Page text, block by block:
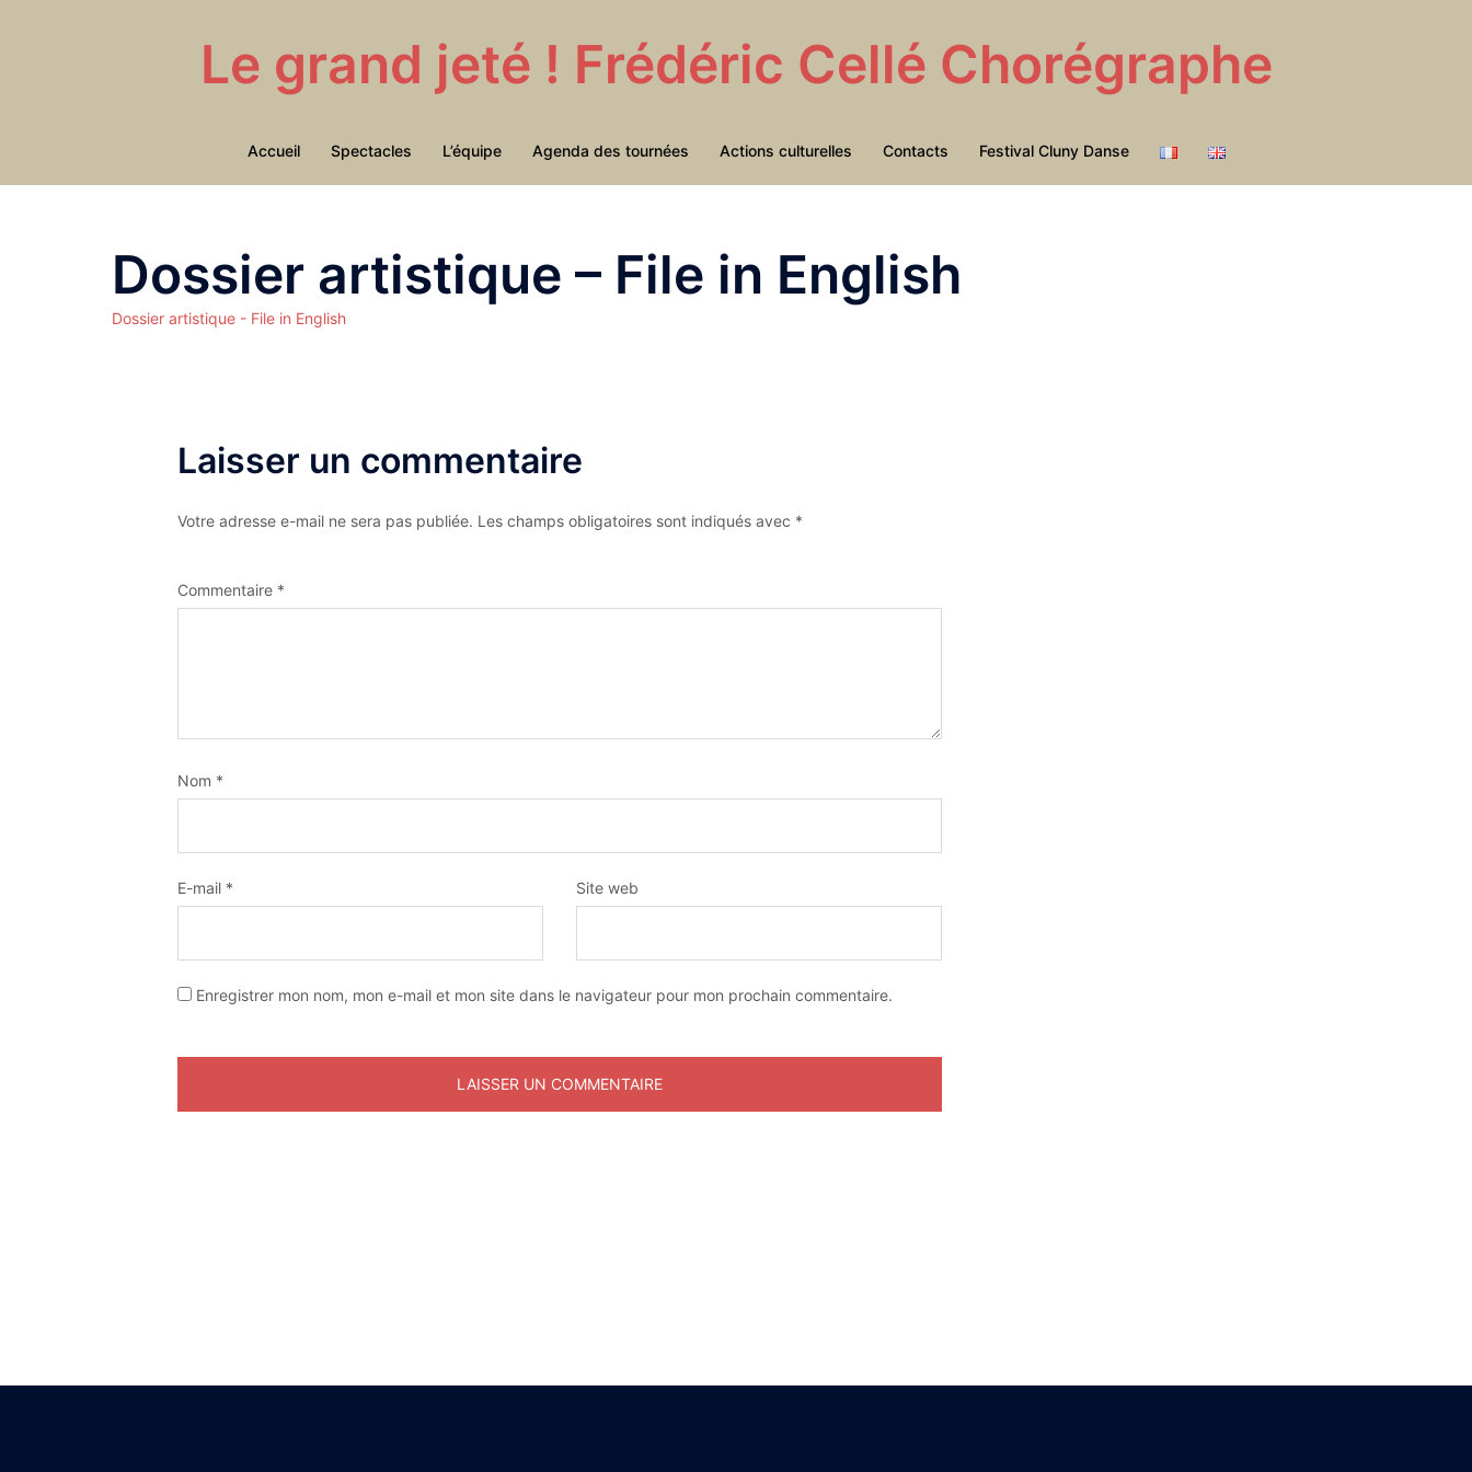
Le grand jeté ! Frédéric Cellé Chorégraphe
Accueil Spectacles L’équipe Agenda des tournées Actions culturelles Contacts Festival Cluny Danse
Dossier artistique – File in English
Dossier artistique - File in English
Laisser un commentaire
Votre adresse e-mail ne sera pas publiée. Les champs obligatoires sont indiqués avec *
Commentaire *
Nom *
E-mail * Site web
Enregistrer mon nom, mon e-mail et mon site dans le navigateur pour mon prochain commentaire.